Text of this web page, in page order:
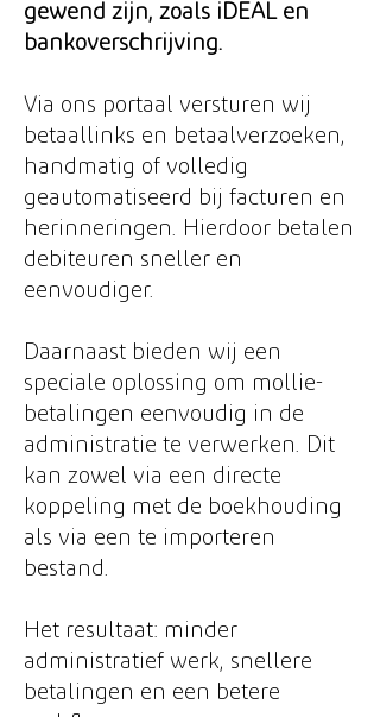
gewend zijn, zoals iDEAL en
bankoverschrijving.
Via ons portaal versturen wij
betaallinks en betaalverzoeken,
handmatig of volledig
geautomatiseerd bij facturen en
herinneringen. Hierdoor betalen
debiteuren sneller en
eenvoudiger.
Daarnaast bieden wij een
speciale oplossing om mollie-
betalingen eenvoudig in de
administratie te verwerken. Dit
kan zowel via een directe
koppeling met de boekhouding
als via een te importeren
bestand.
Het resultaat: minder
administratief werk, snellere
betalingen en een betere